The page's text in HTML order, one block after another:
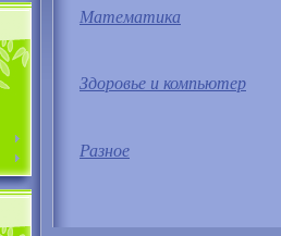
Математика
Здоровье и компьютер
Разное